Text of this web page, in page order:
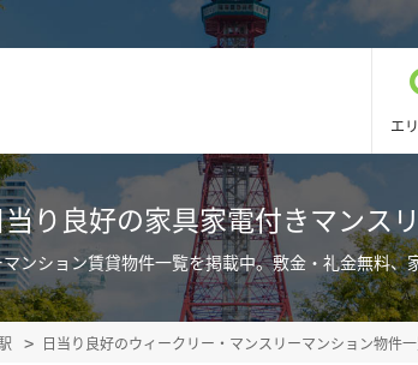
エ
り良好の家具家電付きマンス
ンション賃貸物件一覧を掲載中。敷金・礼金無料
日当り良好のウィークリー・マンスリーマンション物件